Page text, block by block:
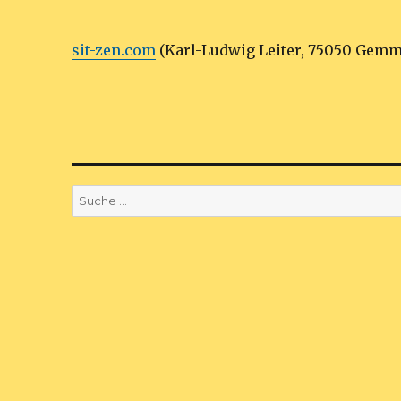
sit-zen.com (Karl-Ludwig Leiter, 75050
Suche
nach: